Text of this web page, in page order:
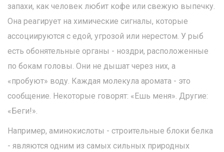
запахи, как человек любит кофе или свежую выпечку.
Она реагирует на химические сигналы, которые
ассоциируются с едой, угрозой или нерестом. У рыб
есть обонятельные органы - ноздри, расположенные
по бокам головы. Они не дышат через них, а
«пробуют» воду. Каждая молекула аромата - это
сообщение. Некоторые говорят: «Ешь меня». Другие:
«Беги!».
Например, аминокислоты - строительные блоки белка
- являются одним из самых сильных природных